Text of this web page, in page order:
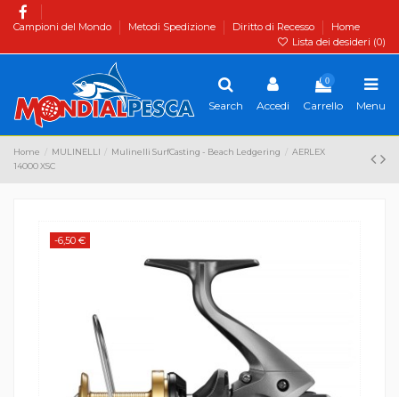
Campioni del Mondo Metodi Spedizione Diritto di Recesso
Home
Lista dei desideri (0)
Search Accedi
0
Carrello Menu
Home MULINELLI Mulinelli SurfCasting - Beach Ledgering
AERLEX
14000 XSC
-6,50 €